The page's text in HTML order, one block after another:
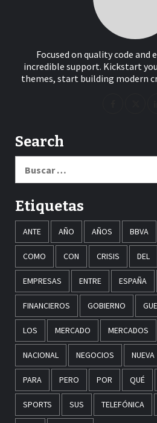
Focused on quality code
incredible support. Kickstart
themes, start building modern
Search
Etiquetas
ANTE AÑO AÑOS BBVA
COMO CON CRISIS DEL
EMPRESAS ENTRE ESPAÑA
FINANCIEROS GOBIERNO
LOS MERCADO MERCADOS
NACIONAL NEGOCIOS NUEVA
PARA PERO POR QUÉ
SPORTS SUS TELEFÓNICA